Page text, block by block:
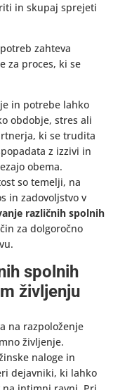
in skupaj sprejeti
zahteva
za proces, ki se
in potrebe lahko
obdobje, stres ali
ki se trudita
z izzivi in
obema.
so temelji, na
in zadovoljstvo v
različnih spolnih
za dolgoročno
spolnih
življenju
na razpoloženje
življenje.
naloge in
dejavniki, ki lahko